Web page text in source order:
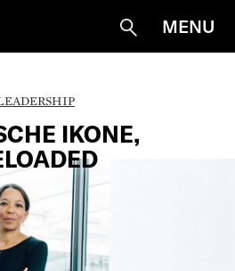
Suche
MENU
IKONE,